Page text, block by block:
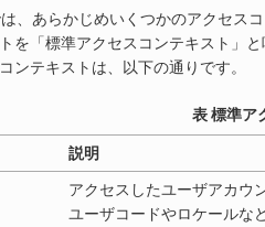
あらかじめいくつかのアクセス
を「標準アクセスコンテキスト」
ンテキストは、以下の通りです。
表 標準ア
説明
アクセスしたユーザアカウ
ユーザコードやロケールな